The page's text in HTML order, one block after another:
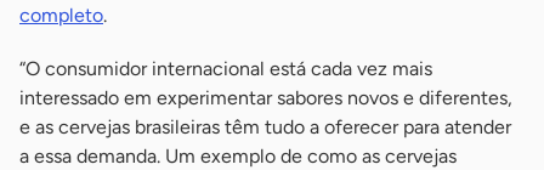
completo.
“O consumidor internacional está cada vez mais
interessado em experimentar sabores novos e diferentes,
e as cervejas brasileiras têm tudo a oferecer para atender
a essa demanda. Um exemplo de como as cervejas